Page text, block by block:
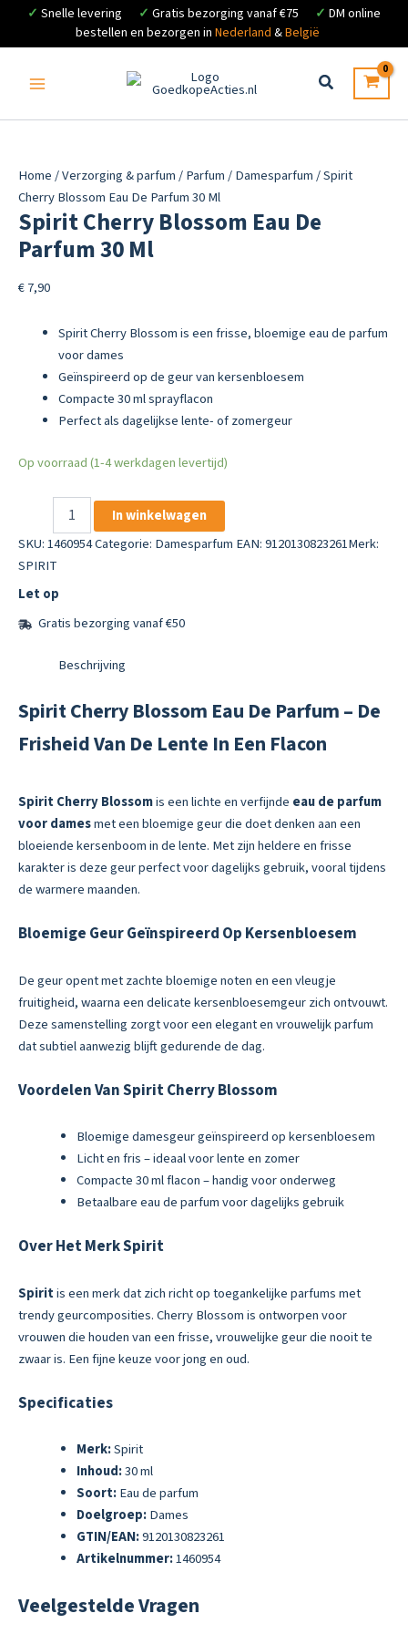
✓ Snelle levering ✓ Gratis bezorging vanaf €75 ✓ DM online
bestellen en bezorgen in Nederland &België
inhoud
Home/Verzorging & parfum/Parfum/Damesparfum/ Spirit
Cherry Blossom Eau De Parfum 30 Ml
Spirit Cherry Blossom Eau De
Parfum 30 Ml
€7,90
Spirit Cherry Blossom is een frisse, bloemige eau de parfum
voor dames
Geïnspireerd op de geur van kersenbloesem
Compacte 30 ml sprayflacon
Perfect als dagelijkse lente- of zomergeur
Op voorraad (1-4 werkdagen levertijd)
Blossom
Eau
Parfum
30
Ml
In winkelwagen
SKU:1460954Categorie: Damesparfum EAN: 9120130823261Merk:
SPIRIT
Let op
Gratis bezorging vanaf €50
Beschrijving
Spirit Cherry Blossom Eau De Parfum – De
Frisheid Van De Lente In Een Flacon
Spirit Cherry Blossomis een lichte en verfijnde eau de parfum
voor damesmet een bloemige geur die doet denken aan een
bloeiende kersenboom in de lente. Met zijn heldere en frisse
karakter is deze geur perfect voor dagelijks gebruik, vooral tijdens
de warmere maanden.
Bloemige Geur Geïnspireerd Op Kersenbloesem
De geur opent met zachte bloemige noten en een vleugje
fruitigheid, waarna een delicate kersenbloesemgeur zich ontvouwt.
Deze samenstelling zorgt voor een elegant en vrouwelijk parfum
dat subtiel aanwezig blijft gedurende de dag.
Voordelen Van Spirit Cherry Blossom
Bloemige damesgeur geïnspireerd op kersenbloesem
Licht en fris – ideaal voor lente en zomer
Compacte 30 ml flacon – handig voor onderweg
Betaalbare eau de parfum voor dagelijks gebruik
Over Het Merk Spirit
Spiritis een merk dat zich richt op toegankelijke parfums met
trendy geurcomposities. Cherry Blossom is ontworpen voor
vrouwen die houden van een frisse, vrouwelijke geur die nooit te
zwaar is. Een fijne keuze voor jong en oud.
Specificaties
Merk:Spirit
Inhoud:30 ml
Soort:Eau de parfum
Doelgroep:Dames
GTIN/EAN:9120130823261
Artikelnummer:1460954
Veelgestelde Vragen